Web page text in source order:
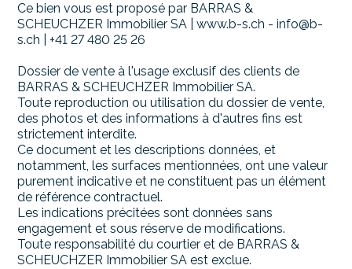
Ce bien vous est proposé par BARRAS &
SCHEUCHZER Immobilier SA | www.b-s.ch - info@b-
s.ch | +41 27 480 25 26
Dossier de vente à l'usage exclusif des clients de
BARRAS & SCHEUCHZER Immobilier SA.
Toute reproduction ou utilisation du dossier de vente,
des photos et des informations à d'autres fins est
strictement interdite.
Ce document et les descriptions données, et
notamment, les surfaces mentionnées, ont une valeur
purement indicative et ne constituent pas un élément
de référence contractuel.
Les indications précitées sont données sans
engagement et sous réserve de modifications.
Toute responsabilité du courtier et de BARRAS &
SCHEUCHZER Immobilier SA est exclue.